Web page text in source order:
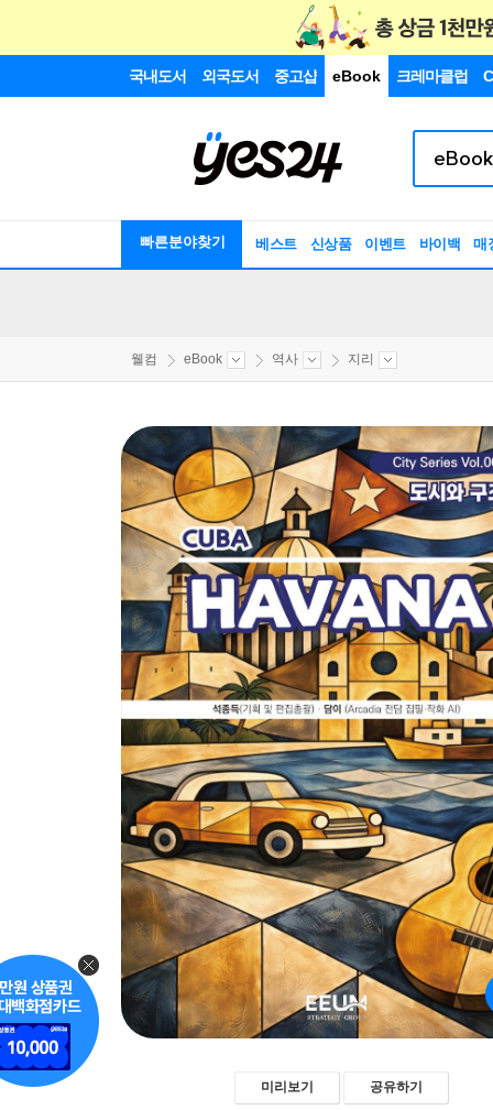
국내도서 외국도서 중고샵 eBook 크레마클럽
빠른분야찾기 베스트 신상품 이벤트 바이백 매
웰컴 eBook 역사 지리
미리보기 공유하기